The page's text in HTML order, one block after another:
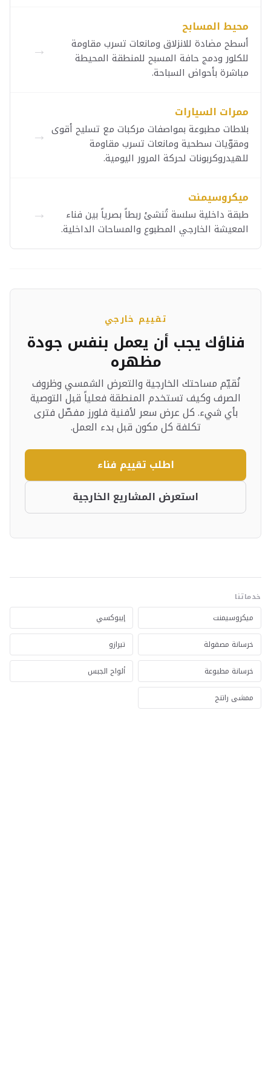
محيط المسابح
أسطح مضادة للانزلاق ومانعات تسرب مقاومة
للكلور ودمج حافة المسبح للمنطقة المحيطة
مباشرة بأحواض السباحة.
→
ممرات السيارات
بلاطات مطبوعة بمواصفات مركبات مع تسليح أقوى
ومقوّيات سطحية ومانعات تسرب مقاومة
للهيدروكربونات لحركة المرور اليومية.
→
ميكروسيمنت
طبقة داخلية سلسة تُنشئ ربطاً بصرياً بين فناء
المعيشة الخارجي المطبوع والمساحات الداخلية.
→
تقييم خارجي
فناؤك يجب أن يعمل بنفس جودة
مظهره
نُقيّم مساحتك الخارجية والتعرض الشمسي وظروف
الصرف وكيف تستخدم المنطقة فعلياً قبل التوصية
بأي شيء. كل عرض سعر لأفنية فلورز مفصّل فترى
تكلفة كل مكون قبل بدء العمل.
اطلب تقييم فناء
استعرض المشاريع الخارجية
خدماتنا
ميكروسيمنت
إيبوكسي
خرسانة مصقولة
تيرازو
خرسانة مطبوعة
ألواح الجبس
ممشى راتنج